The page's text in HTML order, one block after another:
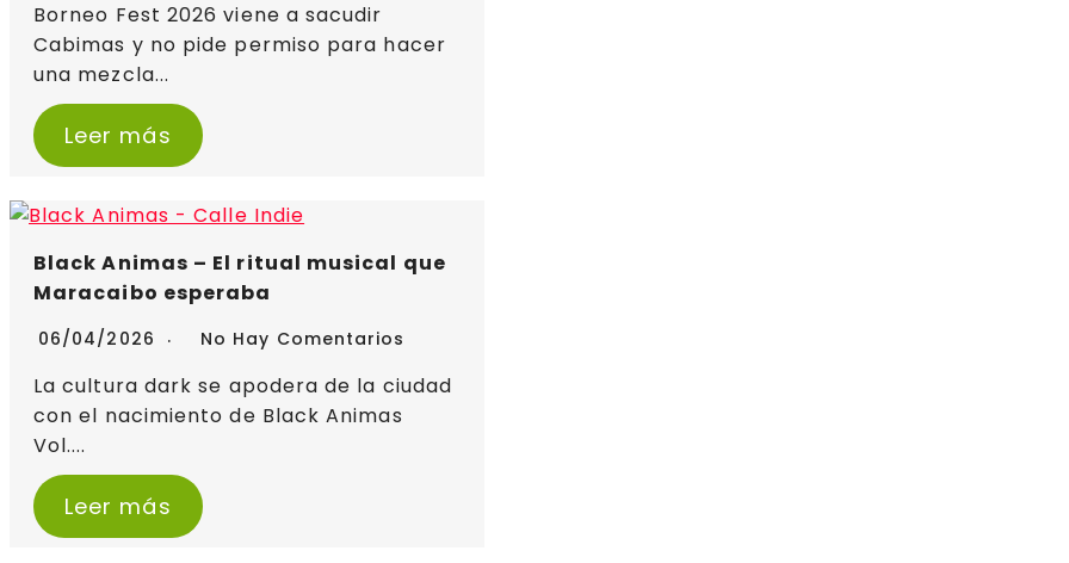
Borneo Fest 2026 viene a sacudir
Cabimas y no pide permiso para hacer
una mezcla...
Leer más
Black Animas – El ritual musical que
Maracaibo esperaba
06/04/2026 No Hay Comentarios
La cultura dark se apodera de la ciudad
con el nacimiento de Black Animas
Vol....
Leer más